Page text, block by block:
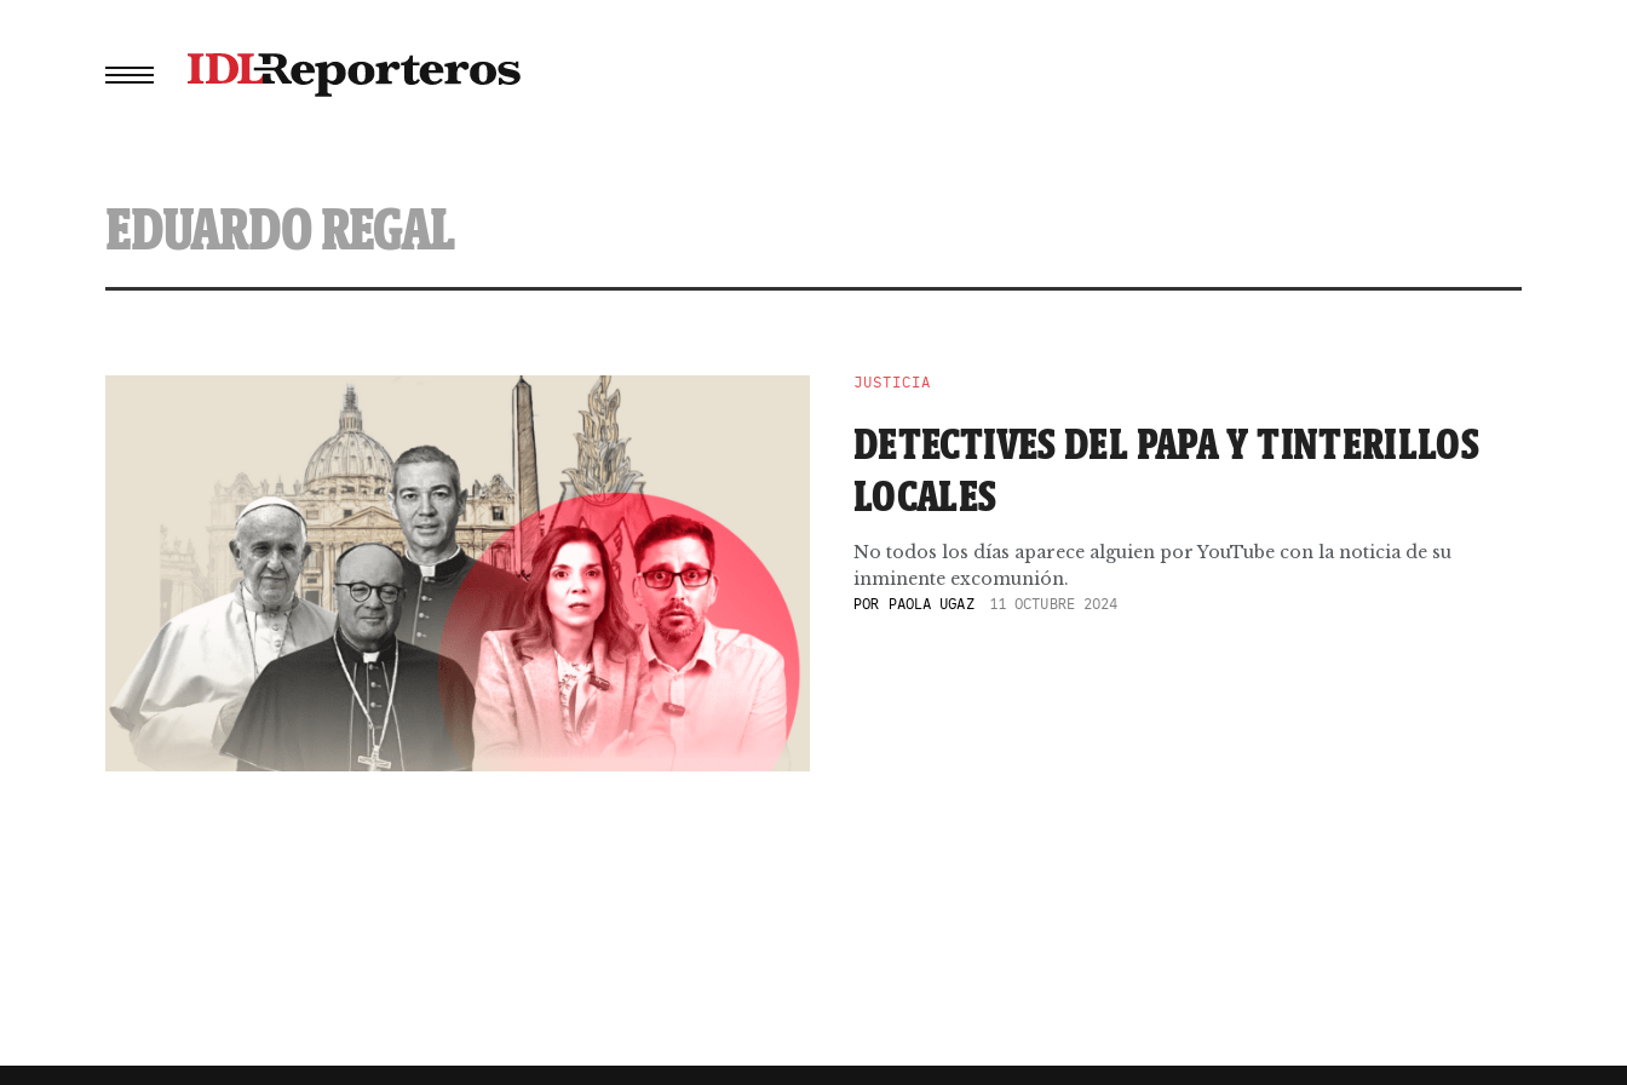
EDUARDO REGAL
JUSTICIA
DETECTIVES DEL PAPA Y TINTERILLOS
LOCALES
No todos los días aparece alguien por YouTube con la noticia de su
inminente excomunión.
POR PAOLA UGAZ 11 OCTUBRE 2024